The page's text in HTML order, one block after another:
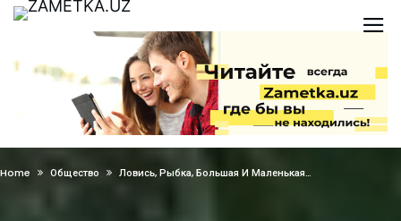
Home Общество Ловись, Рыбка, Большая И Маленькая…